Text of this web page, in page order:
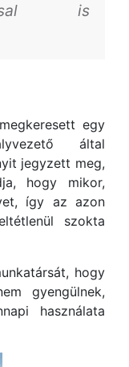
is
egy
által
jegyzett meg,
hogy mikor,
így az azon
szokta
hogy
gyengülnek,
használata